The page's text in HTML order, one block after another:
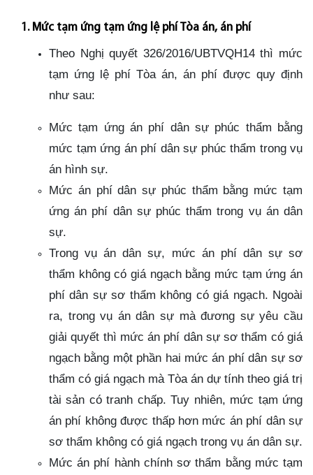
1. Mức tạm ứng tạm ứng lệ phí Tòa án, án phí
Theo Nghị quyết 326/2016/UBTVQH14 thì mức
tạm ứng lệ phí Tòa án, án phí được quy định
như sau:
Mức tạm ứng án phí dân sự phúc thẩm bằng
mức tạm ứng án phí dân sự phúc thẩm trong vụ
án hình sự.
Mức án phí dân sự phúc thẩm bằng mức tạm
ứng án phí dân sự phúc thẩm trong vụ án dân
sự.
Trong vụ án dân sự, mức án phí dân sự sơ
thẩm không có giá ngạch bằng mức tạm ứng án
phí dân sự sơ thẩm không có giá ngạch. Ngoài
ra, trong vụ án dân sự mà đương sự yêu cầu
giải quyết thì mức án phí dân sự sơ thẩm có giá
ngạch bằng một phần hai mức án phí dân sự sơ
thẩm có giá ngạch mà Tòa án dự tính theo giá trị
tài sản có tranh chấp. Tuy nhiên, mức tạm ứng
án phí không được thấp hơn mức án phí dân sự
sơ thẩm không có giá ngạch trong vụ án dân sự.
Mức án phí hành chính sơ thẩm bằng mức tạm